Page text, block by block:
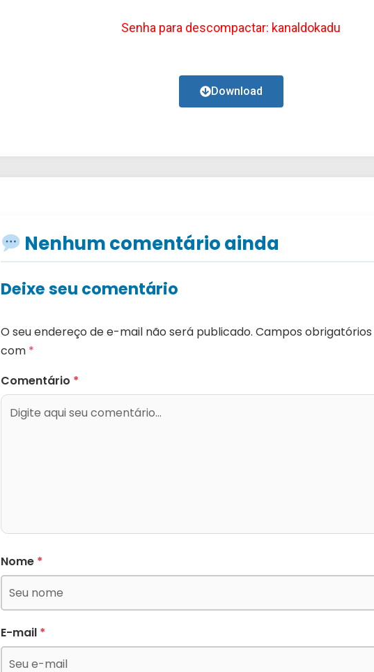
Senha para descompactar: kanaldokadu
Download
Nenhum comentário ainda
Deixe seu comentário
O seu endereço de e-mail não será publicado. Campos
com *
Comentário *
Nome *
E-mail *